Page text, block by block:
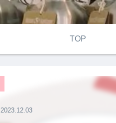
TOP
2023.12.03